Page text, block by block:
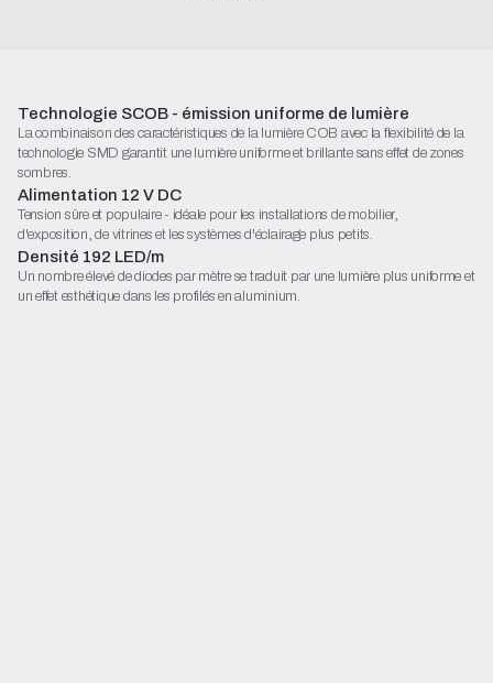
Technologie SCOB - émission uniforme de lumière
La combinaison des caractéristiques de la lumière COB avec la flexibilité de la
technologie SMD garantit une lumière uniforme et brillante sans effet de zones
sombres.
Alimentation 12 V DC
Tension sûre et populaire - idéale pour les installations de mobilier,
d'exposition, de vitrines et les systèmes d'éclairage plus petits.
Densité 192 LED/m
Un nombre élevé de diodes par mètre se traduit par une lumière plus uniforme et
un effet esthétique dans les profilés en aluminium.